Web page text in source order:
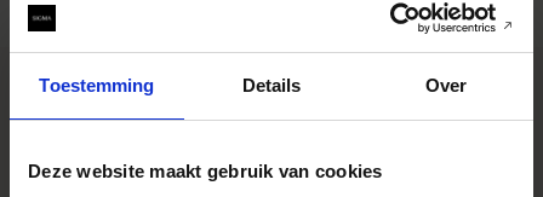
Toestemming Details Over
Deze website maakt gebruik van cookies